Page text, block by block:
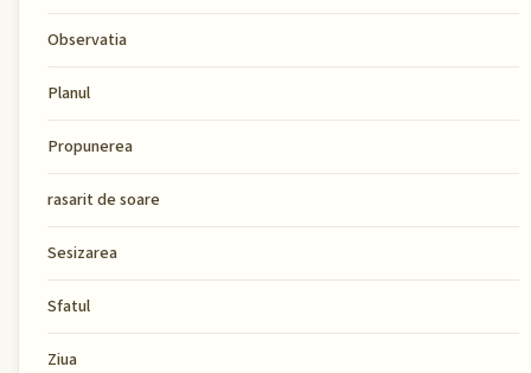
Observatia
Planul
Propunerea
rasarit de soare
Sesizarea
Sfatul
Ziua